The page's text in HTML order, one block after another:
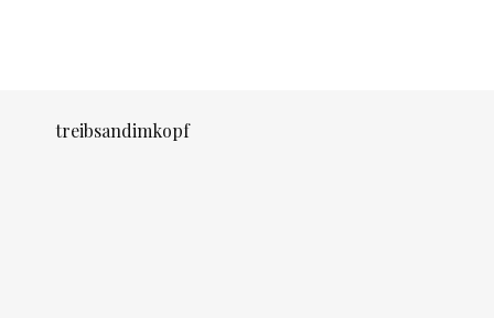
treibsandimkopf